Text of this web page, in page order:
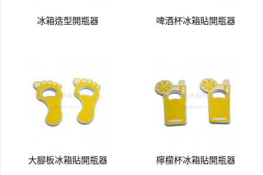
冰箱造型開瓶器 啤酒杯冰箱貼開瓶器
大腳板冰箱貼開瓶器 檸檬杯冰箱貼開瓶器